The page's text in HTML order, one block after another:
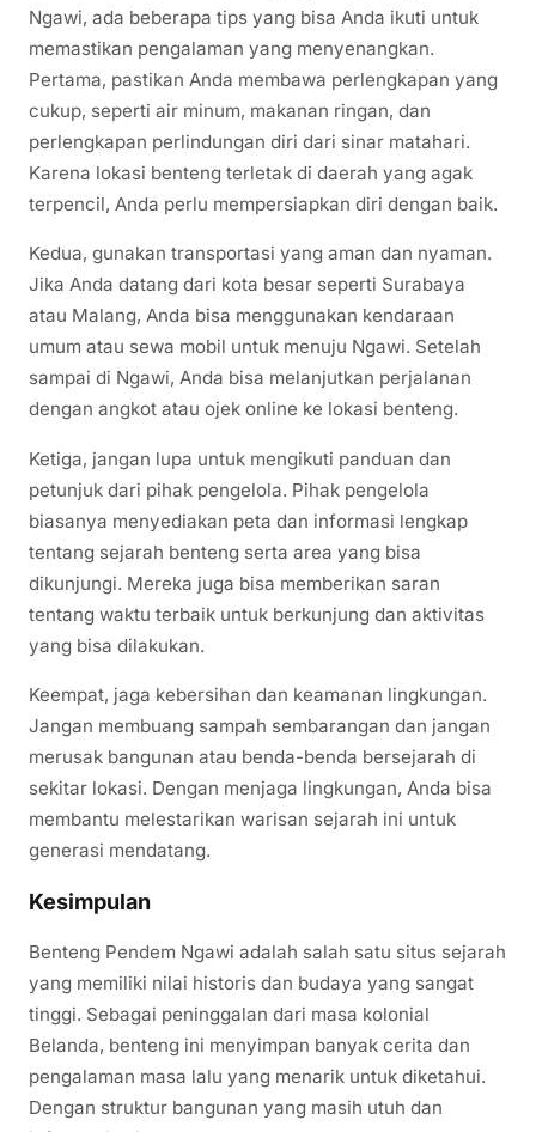
Ngawi, ada beberapa tips yang bisa Anda ikuti untuk
memastikan pengalaman yang menyenangkan.
Pertama, pastikan Anda membawa perlengkapan yang
cukup, seperti air minum, makanan ringan, dan
perlengkapan perlindungan diri dari sinar matahari.
Karena lokasi benteng terletak di daerah yang agak
terpencil, Anda perlu mempersiapkan diri dengan baik.
Kedua, gunakan transportasi yang aman dan nyaman.
Jika Anda datang dari kota besar seperti Surabaya
atau Malang, Anda bisa menggunakan kendaraan
umum atau sewa mobil untuk menuju Ngawi. Setelah
sampai di Ngawi, Anda bisa melanjutkan perjalanan
dengan angkot atau ojek online ke lokasi benteng.
Ketiga, jangan lupa untuk mengikuti panduan dan
petunjuk dari pihak pengelola. Pihak pengelola
biasanya menyediakan peta dan informasi lengkap
tentang sejarah benteng serta area yang bisa
dikunjungi. Mereka juga bisa memberikan saran
tentang waktu terbaik untuk berkunjung dan aktivitas
yang bisa dilakukan.
Keempat, jaga kebersihan dan keamanan lingkungan.
Jangan membuang sampah sembarangan dan jangan
merusak bangunan atau benda-benda bersejarah di
sekitar lokasi. Dengan menjaga lingkungan, Anda bisa
membantu melestarikan warisan sejarah ini untuk
generasi mendatang.
Kesimpulan
Benteng Pendem Ngawi adalah salah satu situs sejarah
yang memiliki nilai historis dan budaya yang sangat
tinggi. Sebagai peninggalan dari masa kolonial
Belanda, benteng ini menyimpan banyak cerita dan
pengalaman masa lalu yang menarik untuk diketahui.
Dengan struktur bangunan yang masih utuh dan